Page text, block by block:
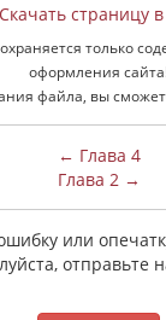
страницу в
только
оформления
файла, вы
← Глава 4
Глава 2 →
или
отправьте